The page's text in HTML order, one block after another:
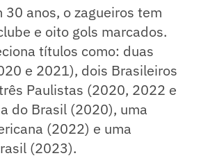
anos, o zagueiros tem
e oito gols marcados.
títulos como: duas
e 2021), dois Brasileiros
Paulistas (2020, 2022 e
do Brasil (2020), uma
(2022) e uma
(2023).